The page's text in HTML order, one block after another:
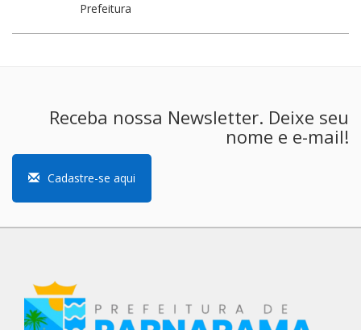
Prefeitura
Receba nossa Newsletter. Deixe seu
nome e e-mail!
Cadastre-se aqui